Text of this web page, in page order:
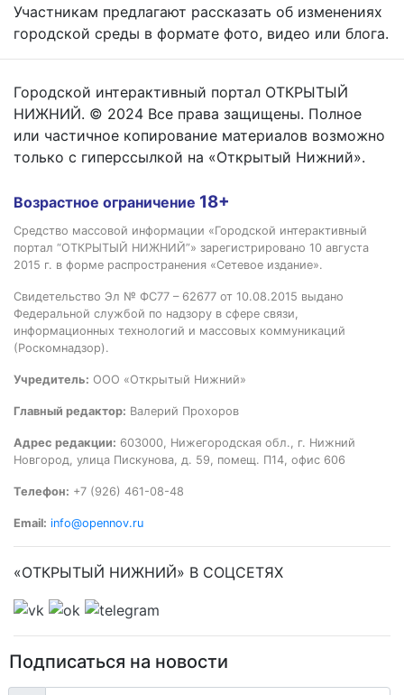
Участникам предлагают рассказать об изменениях
городской среды в формате фото, видео или блога.
Городской интерактивный портал ОТКРЫТЫЙ
НИЖНИЙ. © 2024 Все права защищены. Полное
или частичное копирование материалов возможно
только с гиперссылкой на «Открытый Нижний».
Возрастное ограничение 18+
Средство массовой информации «Городской интерактивный
портал “ОТКРЫТЫЙ НИЖНИЙ”» зарегистрировано 10 августа
2015 г. в форме распространения «Сетевое издание».
Свидетельство Эл № ФС77 – 62677 от 10.08.2015 выдано
Федеральной службой по надзору в сфере связи,
информационных технологий и массовых коммуникаций
(Роскомнадзор).
Учредитель: ООО «Открытый Нижний»
Главный редактор: Валерий Прохоров
Адрес редакции: 603000, Нижегородская обл., г. Нижний
Новгород, улица Пискунова, д. 59, помещ. П14, офис 606
Телефон: +7 (926) 461-08-48
Email: info@opennov.ru
«ОТКРЫТЫЙ НИЖНИЙ» В СОЦСЕТЯХ
Подписаться на новости